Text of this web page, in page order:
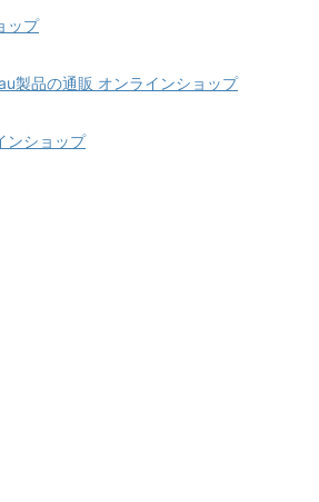
ップ
製品の通販 オンラインショップ
ンショップ